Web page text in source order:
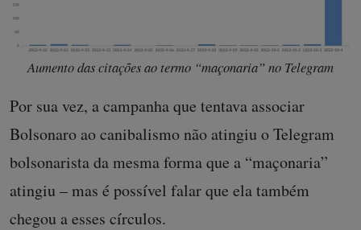
Aumento das citações ao termo “maçonaria” no Telegram
Por sua vez, a campanha que tentava associar
Bolsonaro ao canibalismo não atingiu o Telegram
bolsonarista da mesma forma que a “maçonaria”
atingiu – mas é possível falar que ela também
chegou a esses círculos.